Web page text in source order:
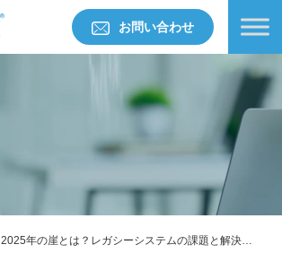
お問い合わせ
2025年の崖とは？レガシーシステムの課題と解決策